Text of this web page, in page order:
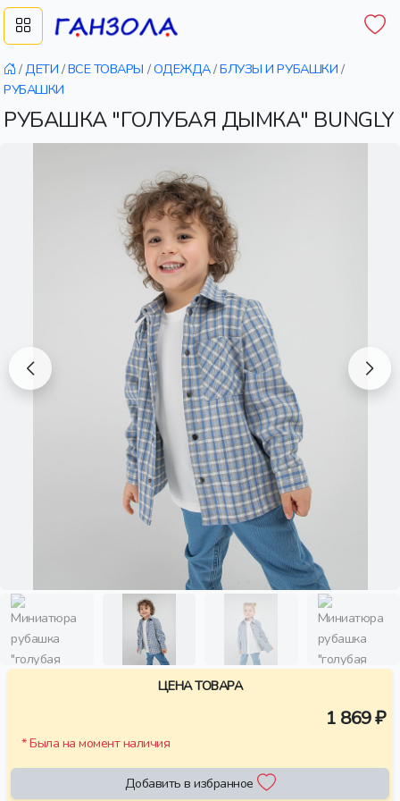
/ДЕТИ /ВСЕ ТОВАРЫ /ОДЕЖДА/БЛУЗЫ И РУБАШКИ /
РУБАШКИ
РУБАШКА "ГОЛУБАЯ ДЫМКА" BUNGLY
ЦЕНА ТОВАРА
1 869 ₽
* Была на момент наличия
Добавить в избранное